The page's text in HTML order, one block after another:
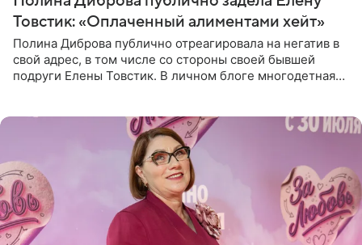
Товстик: «Оплаченный алиментами хейт»
Полина Диброва публично отреагировала на негатив в
свой адрес, в том числе со стороны своей бывшей
подруги Елены Товстик. В личном блоге многодетная